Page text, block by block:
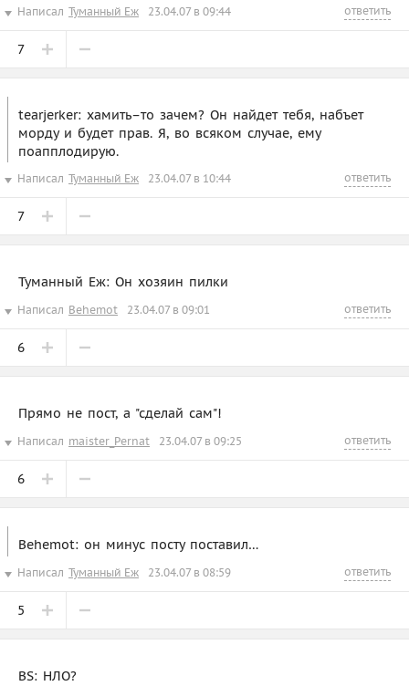
Написал Туманный Еж 23.04.07 в 09:44 ответить
7
tearjerker: хамить–то зачем? Он найдет тебя, набъет
морду и будет прав. Я, во всяком случае, ему
поапплодирую.
Написал Туманный Еж 23.04.07 в 10:44 ответить
7
Туманный Еж: Он хозяин пилки
Написал Behemot 23.04.07 в 09:01 ответить
6
Прямо не пост, а "сделай сам"!
Написал maister_Pernat 23.04.07 в 09:25 ответить
6
Behemot: он минус посту поставил…
Написал Туманный Еж 23.04.07 в 08:59 ответить
5
BS: НЛО?